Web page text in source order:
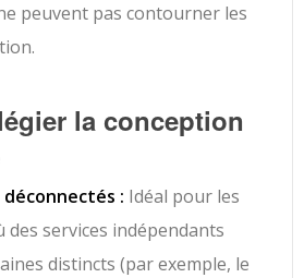
peuvent pas contourner les
la conception
: Idéal pour les
services indépendants
distincts (par exemple, le